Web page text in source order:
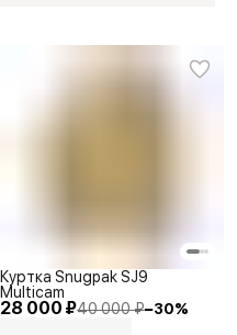
28 000 ₽40 000 ₽−30%
Куртка Snugpak SJ9
Multicam